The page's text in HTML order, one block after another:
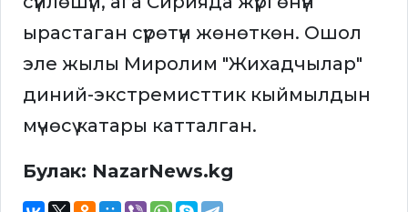
ырастаган сүрөтүн жөнөткөн. Ошол
эле жылы Миролим "Жихадчылар"
диний-экстремисттик кыймылдын
мүчөсү катары катталган.
Булак: NazarNews.kg